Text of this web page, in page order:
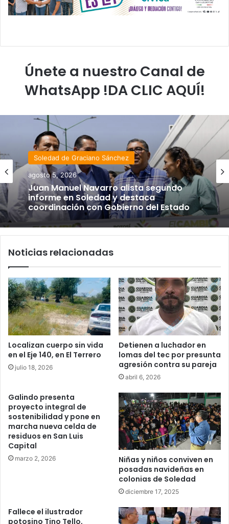
Únete a nuestro Canal de
WhatsApp !DA CLIC AQUÍ!
Soledad de Graciano Sánchez
agosto 5, 2026
Juan Manuel Navarro alista segundo
informe en Soledad y destaca
coordinación con Gobierno del Estado
Noticias relacionadas
Localizan cuerpo sin vida
en el Eje 140, en El Terrero
julio 18, 2026
Detienen a luchador en
lomas del tec por presunta
agresión contra su pareja
abril 6, 2026
Galindo presenta
proyecto integral de
sostenibilidad y pone en
marcha nueva celda de
residuos en San Luis
Capital
marzo 2, 2026
Niñas y niños conviven en
posadas navideñas en
colonias de Soledad
diciembre 17, 2025
Fallece el ilustrador
potosino Tino Tello,